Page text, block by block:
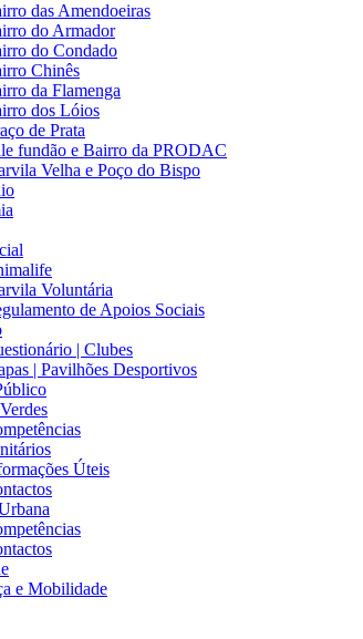
das Amendoeiras
do Armador
do Condado
Chinês
da Flamenga
dos Lóios
de Prata
fundão e Bairro da PRODAC
Velha e Poço do Bispo
Voluntária
de Apoios Sociais
| Clubes
| Pavilhões Desportivos
Úteis
e Mobilidade